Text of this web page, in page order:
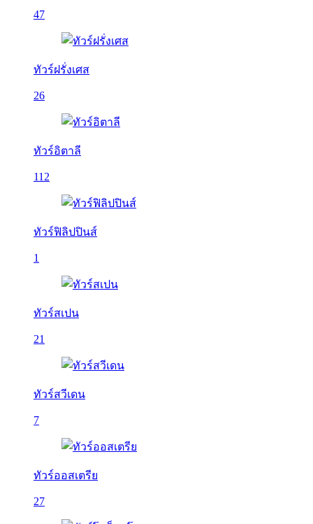
47
ทัวร์ฝรั่งเศส
26
ทัวร์อิตาลี
112
ทัวร์ฟิลิปปินส์
1
ทัวร์สเปน
21
ทัวร์สวีเดน
7
ทัวร์ออสเตรีย
27